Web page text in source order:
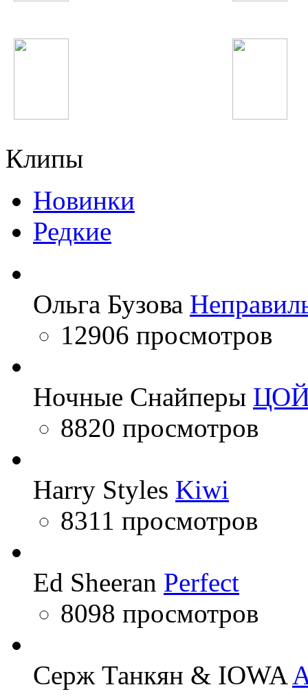
Клипы
Новинки
Редкие
Ольга Бузова
12906 просмотров
Ночные Снайперы
8820 просмотров
Harry Styles Kiwi
8311 просмотров
Ed Sheeran Perfect
8098 просмотров
Серж Танкян & IOWA